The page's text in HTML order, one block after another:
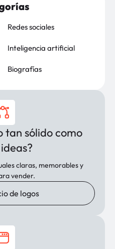
Redes sociales
Inteligencia artificial
Biografías
tan sólido como
claras, memorables y
vender.
de logos